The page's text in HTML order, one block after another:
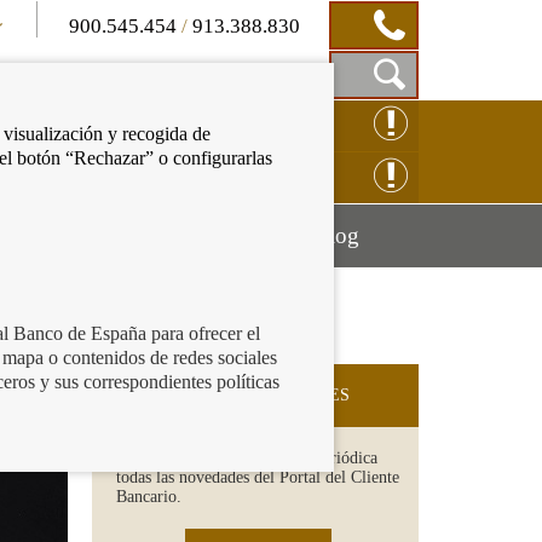
900.545.454 /913.388.830
Mostrar
Caja
de
Búsqueda
ONLINE
BlogMostrar
SUSCRIPCIÓN A NOVEDADES
Recibe en tu email de forma periódica
todas las novedades del Portal del Cliente
Bancario.
y recogida de
botón “Rechazar” o configurarlas
Banco de España para ofrecer el
o contenidos de redes sociales
y sus correspondientes políticas